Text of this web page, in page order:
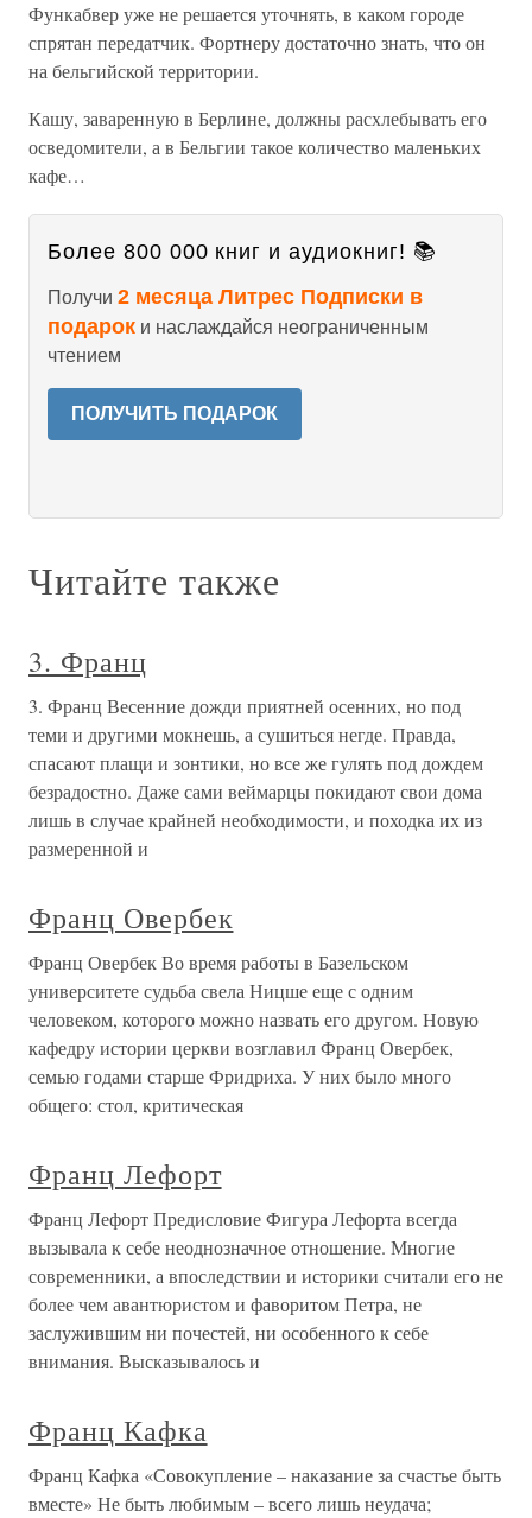
Функабвер уже не решается уточнять, в каком городе
спрятан передатчик. Фортнеру достаточно знать, что он
на бельгийской территории.
Кашу, заваренную в Берлине, должны расхлебывать его
осведомители, а в Бельгии такое количество маленьких
кафе…
Более 800 000 книг и аудиокниг! 📚
Получи 2 месяца Литрес Подписки в
подарок и наслаждайся неограниченным
чтением
ПОЛУЧИТЬ ПОДАРОК
Читайте также
3. Франц
3. Франц Весенние дожди приятней осенних, но под
теми и другими мокнешь, а сушиться негде. Правда,
спасают плащи и зонтики, но все же гулять под дождем
безрадостно. Даже сами веймарцы покидают свои дома
лишь в случае крайней необходимости, и походка их из
размеренной и
Франц Овербек
Франц Овербек Во время работы в Базельском
университете судьба свела Ницше еще с одним
человеком, которого можно назвать его другом. Новую
кафедру истории церкви возглавил Франц Овербек,
семью годами старше Фридриха. У них было много
общего: стол, критическая
Франц Лефорт
Франц Лефорт Предисловие Фигура Лефорта всегда
вызывала к себе неоднозначное отношение. Многие
современники, а впоследствии и историки считали его не
более чем авантюристом и фаворитом Петра, не
заслужившим ни почестей, ни особенного к себе
внимания. Высказывалось и
Франц Кафка
Франц Кафка «Совокупление – наказание за счастье быть
вместе» Не быть любимым – всего лишь неудача;